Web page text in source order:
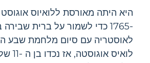
היא היתה מאורסת ללואיוס
-1765 כדי לשמור על ברית
לואיס